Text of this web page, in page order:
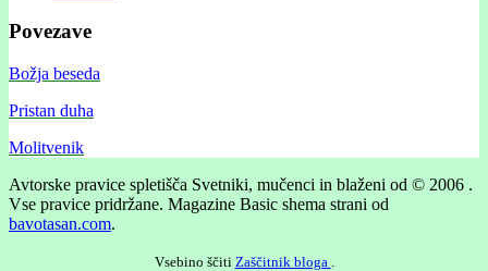
Povezave
Božja beseda
Pristan duha
Molitvenik
Avtorske pravice spletišča Svetniki, mučenci in blaženi od © 2006 .
Vse pravice pridržane. Magazine Basic shema strani od
bavotasan.com.
Vsebino ščiti Zaščitnik bloga